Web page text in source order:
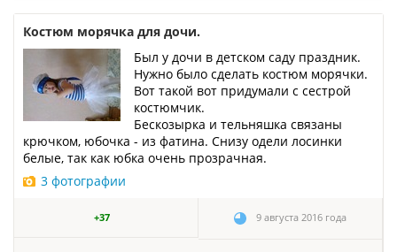
Костюм морячка для дочи.
Был у дочи в детском саду праздник.
Нужно было сделать костюм морячки.
Вот такой вот придумали с сестрой
костюмчик.
Бескозырка и тельняшка связаны
крючком, юбочка - из фатина. Снизу одели лосинки
белые, так как юбка очень прозрачная.
3 фотографии
+37 9 августа 2016 года